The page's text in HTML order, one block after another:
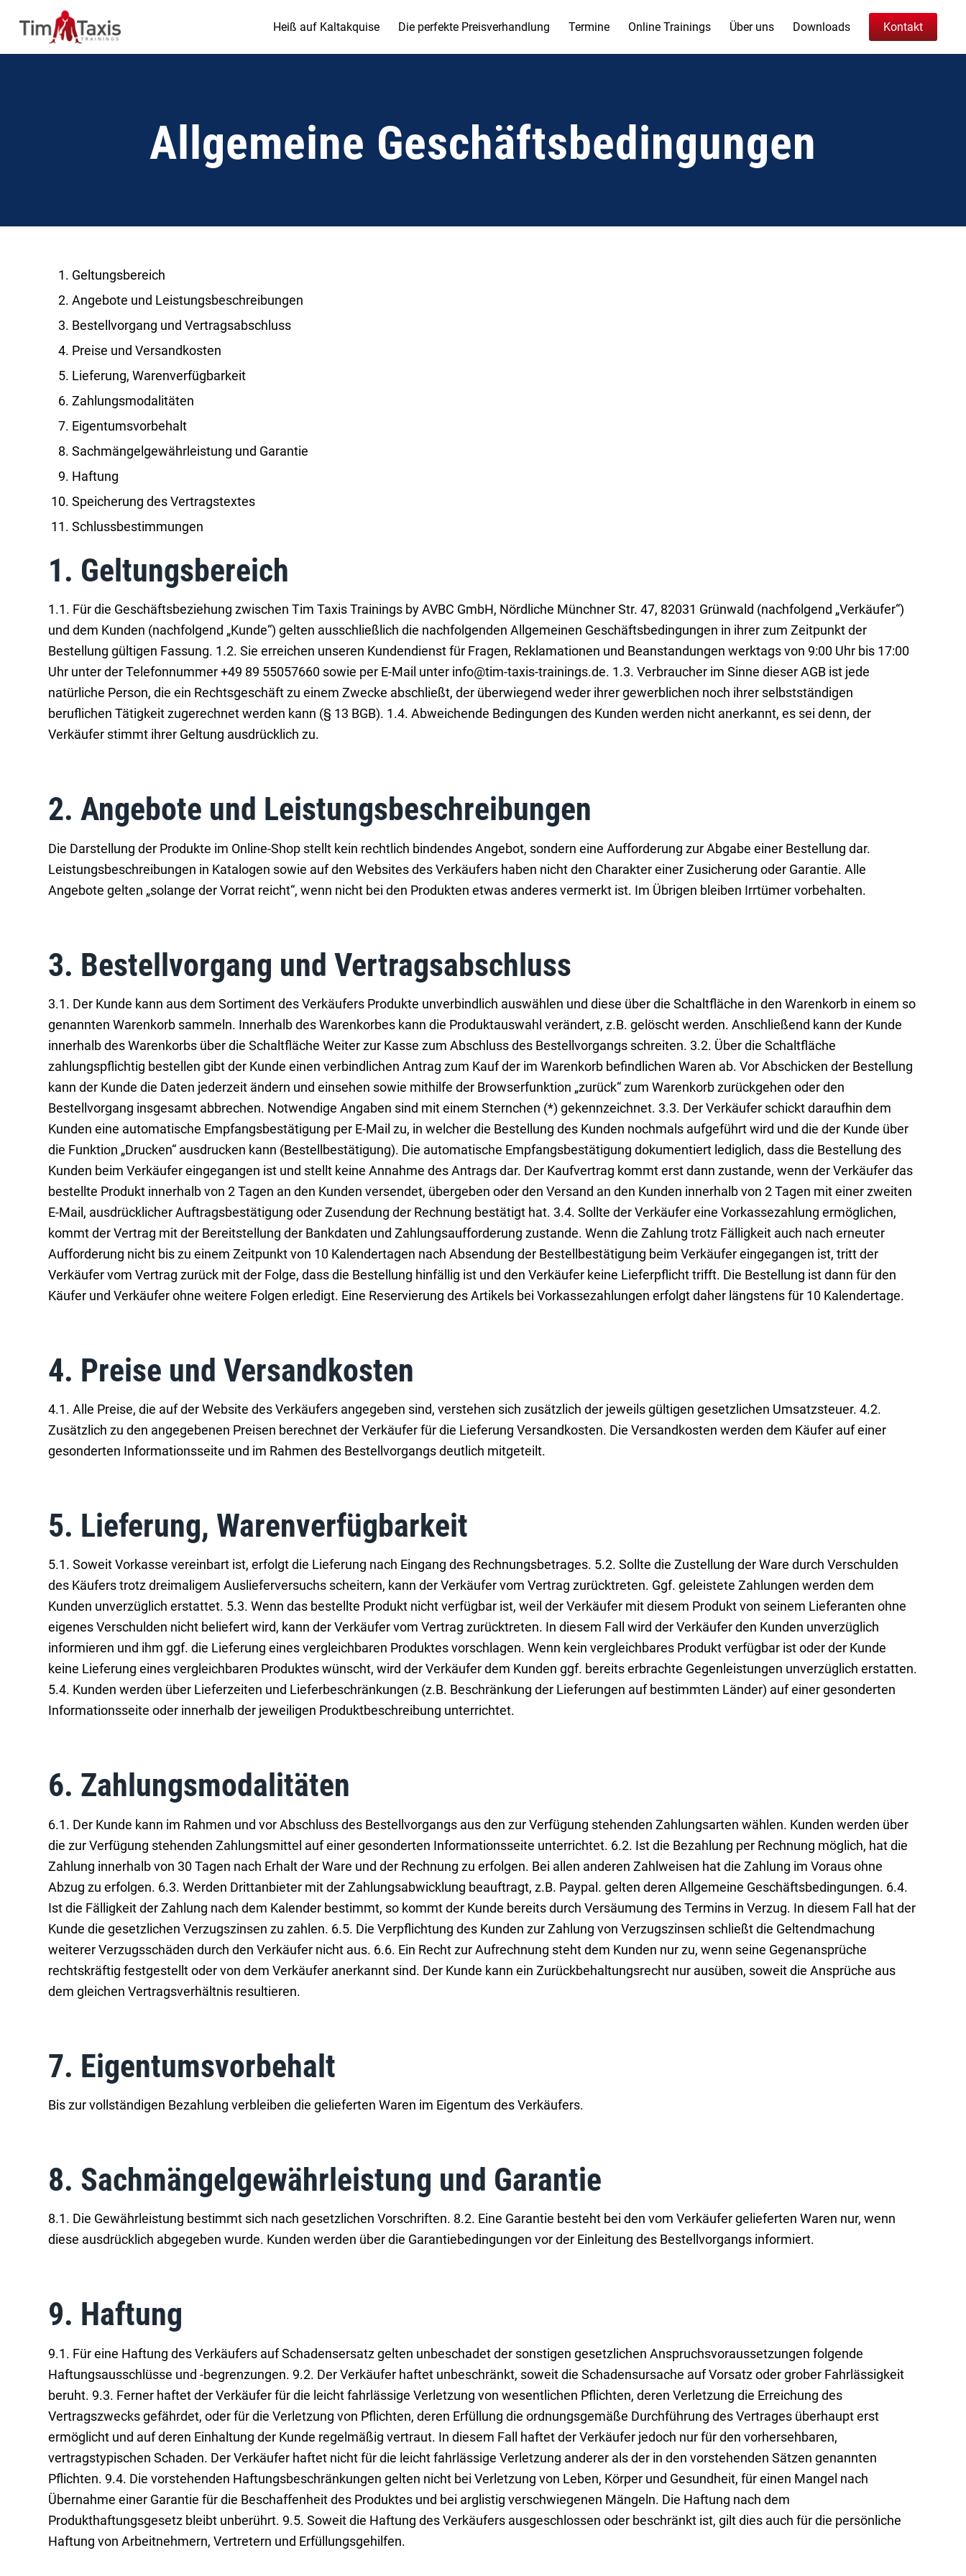
Heiß auf Kaltakquise Die perfekte Preisverhandlung Termine Online Trainings Über uns Downloads Kontakt
Allgemeine Geschäftsbedingungen
Geltungsbereich
Angebote und Leistungsbeschreibungen
Bestellvorgang und Vertragsabschluss
Preise und Versandkosten
Lieferung, Warenverfügbarkeit
Zahlungsmodalitäten
Eigentumsvorbehalt
Sachmängelgewährleistung und Garantie
Haftung
Speicherung des Vertragstextes
Schlussbestimmungen
1. Geltungsbereich
1.1. Für die Geschäftsbeziehung zwischen Tim Taxis Trainings by AVBC GmbH, Nördliche Münchner Str. 47, 82031 Grünwald (nachfolgend „Verkäufer“)
und dem Kunden (nachfolgend „Kunde“) gelten ausschließlich die nachfolgenden Allgemeinen Geschäftsbedingungen in ihrer zum Zeitpunkt der
Bestellung gültigen Fassung. 1.2. Sie erreichen unseren Kundendienst für Fragen, Reklamationen und Beanstandungen werktags von 9:00 Uhr bis 17:00
Uhr unter der Telefonnummer +49 89 55057660 sowie per E-Mail unter info@tim-taxis-trainings.de. 1.3. Verbraucher im Sinne dieser AGB ist jede
natürliche Person, die ein Rechtsgeschäft zu einem Zwecke abschließt, der überwiegend weder ihrer gewerblichen noch ihrer selbstständigen
beruflichen Tätigkeit zugerechnet werden kann (§ 13 BGB). 1.4. Abweichende Bedingungen des Kunden werden nicht anerkannt, es sei denn, der
Verkäufer stimmt ihrer Geltung ausdrücklich zu.
2. Angebote und Leistungsbeschreibungen
Die Darstellung der Produkte im Online-Shop stellt kein rechtlich bindendes Angebot, sondern eine Aufforderung zur Abgabe einer Bestellung dar.
Leistungsbeschreibungen in Katalogen sowie auf den Websites des Verkäufers haben nicht den Charakter einer Zusicherung oder Garantie. Alle
Angebote gelten „solange der Vorrat reicht“, wenn nicht bei den Produkten etwas anderes vermerkt ist. Im Übrigen bleiben Irrtümer vorbehalten.
3. Bestellvorgang und Vertragsabschluss
3.1. Der Kunde kann aus dem Sortiment des Verkäufers Produkte unverbindlich auswählen und diese über die Schaltfläche in den Warenkorb in einem so
genannten Warenkorb sammeln. Innerhalb des Warenkorbes kann die Produktauswahl verändert, z.B. gelöscht werden. Anschließend kann der Kunde
innerhalb des Warenkorbs über die Schaltfläche Weiter zur Kasse zum Abschluss des Bestellvorgangs schreiten. 3.2. Über die Schaltfläche
zahlungspflichtig bestellen gibt der Kunde einen verbindlichen Antrag zum Kauf der im Warenkorb befindlichen Waren ab. Vor Abschicken der Bestellung
kann der Kunde die Daten jederzeit ändern und einsehen sowie mithilfe der Browserfunktion „zurück“ zum Warenkorb zurückgehen oder den
Bestellvorgang insgesamt abbrechen. Notwendige Angaben sind mit einem Sternchen (*) gekennzeichnet. 3.3. Der Verkäufer schickt daraufhin dem
Kunden eine automatische Empfangsbestätigung per E-Mail zu, in welcher die Bestellung des Kunden nochmals aufgeführt wird und die der Kunde über
die Funktion „Drucken“ ausdrucken kann (Bestellbestätigung). Die automatische Empfangsbestätigung dokumentiert lediglich, dass die Bestellung des
Kunden beim Verkäufer eingegangen ist und stellt keine Annahme des Antrags dar. Der Kaufvertrag kommt erst dann zustande, wenn der Verkäufer das
bestellte Produkt innerhalb von 2 Tagen an den Kunden versendet, übergeben oder den Versand an den Kunden innerhalb von 2 Tagen mit einer zweiten
E-Mail, ausdrücklicher Auftragsbestätigung oder Zusendung der Rechnung bestätigt hat. 3.4. Sollte der Verkäufer eine Vorkassezahlung ermöglichen,
kommt der Vertrag mit der Bereitstellung der Bankdaten und Zahlungsaufforderung zustande. Wenn die Zahlung trotz Fälligkeit auch nach erneuter
Aufforderung nicht bis zu einem Zeitpunkt von 10 Kalendertagen nach Absendung der Bestellbestätigung beim Verkäufer eingegangen ist, tritt der
Verkäufer vom Vertrag zurück mit der Folge, dass die Bestellung hinfällig ist und den Verkäufer keine Lieferpflicht trifft. Die Bestellung ist dann für den
Käufer und Verkäufer ohne weitere Folgen erledigt. Eine Reservierung des Artikels bei Vorkassezahlungen erfolgt daher längstens für 10 Kalendertage.
4. Preise und Versandkosten
4.1. Alle Preise, die auf der Website des Verkäufers angegeben sind, verstehen sich zusätzlich der jeweils gültigen gesetzlichen Umsatzsteuer. 4.2.
Zusätzlich zu den angegebenen Preisen berechnet der Verkäufer für die Lieferung Versandkosten. Die Versandkosten werden dem Käufer auf einer
gesonderten Informationsseite und im Rahmen des Bestellvorgangs deutlich mitgeteilt.
5. Lieferung, Warenverfügbarkeit
5.1. Soweit Vorkasse vereinbart ist, erfolgt die Lieferung nach Eingang des Rechnungsbetrages. 5.2. Sollte die Zustellung der Ware durch Verschulden
des Käufers trotz dreimaligem Auslieferversuchs scheitern, kann der Verkäufer vom Vertrag zurücktreten. Ggf. geleistete Zahlungen werden dem
Kunden unverzüglich erstattet. 5.3. Wenn das bestellte Produkt nicht verfügbar ist, weil der Verkäufer mit diesem Produkt von seinem Lieferanten ohne
eigenes Verschulden nicht beliefert wird, kann der Verkäufer vom Vertrag zurücktreten. In diesem Fall wird der Verkäufer den Kunden unverzüglich
informieren und ihm ggf. die Lieferung eines vergleichbaren Produktes vorschlagen. Wenn kein vergleichbares Produkt verfügbar ist oder der Kunde
keine Lieferung eines vergleichbaren Produktes wünscht, wird der Verkäufer dem Kunden ggf. bereits erbrachte Gegenleistungen unverzüglich erstatten.
5.4. Kunden werden über Lieferzeiten und Lieferbeschränkungen (z.B. Beschränkung der Lieferungen auf bestimmten Länder) auf einer gesonderten
Informationsseite oder innerhalb der jeweiligen Produktbeschreibung unterrichtet.
6. Zahlungsmodalitäten
6.1. Der Kunde kann im Rahmen und vor Abschluss des Bestellvorgangs aus den zur Verfügung stehenden Zahlungsarten wählen. Kunden werden über
die zur Verfügung stehenden Zahlungsmittel auf einer gesonderten Informationsseite unterrichtet. 6.2. Ist die Bezahlung per Rechnung möglich, hat die
Zahlung innerhalb von 30 Tagen nach Erhalt der Ware und der Rechnung zu erfolgen. Bei allen anderen Zahlweisen hat die Zahlung im Voraus ohne
Abzug zu erfolgen. 6.3. Werden Drittanbieter mit der Zahlungsabwicklung beauftragt, z.B. Paypal. gelten deren Allgemeine Geschäftsbedingungen. 6.4.
Ist die Fälligkeit der Zahlung nach dem Kalender bestimmt, so kommt der Kunde bereits durch Versäumung des Termins in Verzug. In diesem Fall hat der
Kunde die gesetzlichen Verzugszinsen zu zahlen. 6.5. Die Verpflichtung des Kunden zur Zahlung von Verzugszinsen schließt die Geltendmachung
weiterer Verzugsschäden durch den Verkäufer nicht aus. 6.6. Ein Recht zur Aufrechnung steht dem Kunden nur zu, wenn seine Gegenansprüche
rechtskräftig festgestellt oder von dem Verkäufer anerkannt sind. Der Kunde kann ein Zurückbehaltungsrecht nur ausüben, soweit die Ansprüche aus
dem gleichen Vertragsverhältnis resultieren.
7. Eigentumsvorbehalt
Bis zur vollständigen Bezahlung verbleiben die gelieferten Waren im Eigentum des Verkäufers.
8. Sachmängelgewährleistung und Garantie
8.1. Die Gewährleistung bestimmt sich nach gesetzlichen Vorschriften. 8.2. Eine Garantie besteht bei den vom Verkäufer gelieferten Waren nur, wenn
diese ausdrücklich abgegeben wurde. Kunden werden über die Garantiebedingungen vor der Einleitung des Bestellvorgangs informiert.
9. Haftung
9.1. Für eine Haftung des Verkäufers auf Schadensersatz gelten unbeschadet der sonstigen gesetzlichen Anspruchsvoraussetzungen folgende
Haftungsausschlüsse und -begrenzungen. 9.2. Der Verkäufer haftet unbeschränkt, soweit die Schadensursache auf Vorsatz oder grober Fahrlässigkeit
beruht. 9.3. Ferner haftet der Verkäufer für die leicht fahrlässige Verletzung von wesentlichen Pflichten, deren Verletzung die Erreichung des
Vertragszwecks gefährdet, oder für die Verletzung von Pflichten, deren Erfüllung die ordnungsgemäße Durchführung des Vertrages überhaupt erst
ermöglicht und auf deren Einhaltung der Kunde regelmäßig vertraut. In diesem Fall haftet der Verkäufer jedoch nur für den vorhersehbaren,
vertragstypischen Schaden. Der Verkäufer haftet nicht für die leicht fahrlässige Verletzung anderer als der in den vorstehenden Sätzen genannten
Pflichten. 9.4. Die vorstehenden Haftungsbeschränkungen gelten nicht bei Verletzung von Leben, Körper und Gesundheit, für einen Mangel nach
Übernahme einer Garantie für die Beschaffenheit des Produktes und bei arglistig verschwiegenen Mängeln. Die Haftung nach dem
Produkthaftungsgesetz bleibt unberührt. 9.5. Soweit die Haftung des Verkäufers ausgeschlossen oder beschränkt ist, gilt dies auch für die persönliche
Haftung von Arbeitnehmern, Vertretern und Erfüllungsgehilfen.